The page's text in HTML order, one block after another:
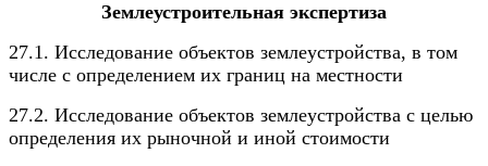
Землеустроительная экспертиза
27.1. Исследование объектов землеустройства, в том
числе с определением их границ на местности
27.2. Исследование объектов землеустройства с целью
определения их рыночной и иной стоимости